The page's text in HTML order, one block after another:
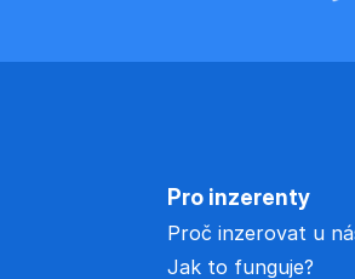
Pro inzerenty
Proč inzerovat u
Jak to funguje?